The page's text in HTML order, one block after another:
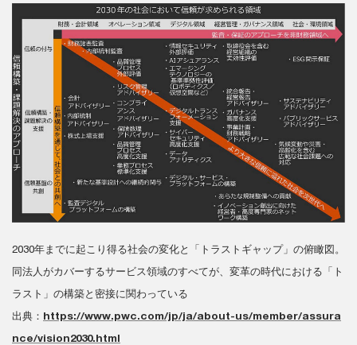
2030年までに起こり得る社会の変化と「トラストギャップ」の俯瞰図。
同法人がカバーするサービス領域のすべてが、変革の時代における「ト
ラスト」の構築と密接に関わっている
出典： https://www.pwc.com/jp/ja/about-us/member/assura
nce/vision2030.html